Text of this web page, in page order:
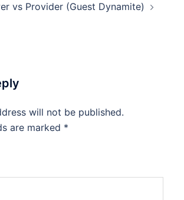
vs Provider (Guest Dynamite)
will not be published.
are marked *